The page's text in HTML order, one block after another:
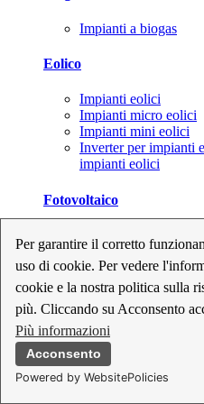
Per garantire il corretto
uso di cookie. Per vedere
cookie e la nostra politica sulla
più. Cliccando su Acconsento
Più informazioni
Acconsento
Powered by WebsitePolicies
Impianti a biogas
Eolico
Impianti eolici
Impianti micro eolici
Impianti mini eolici
Inverter per impianti
impianti eolici
Fotovoltaico
Inverter per impianti
Kit per impianti
Moduli fotovoltaici
Sistemi di
Strumenti di collaudo
fotovoltaici
Supporti per impianti
Geotermia